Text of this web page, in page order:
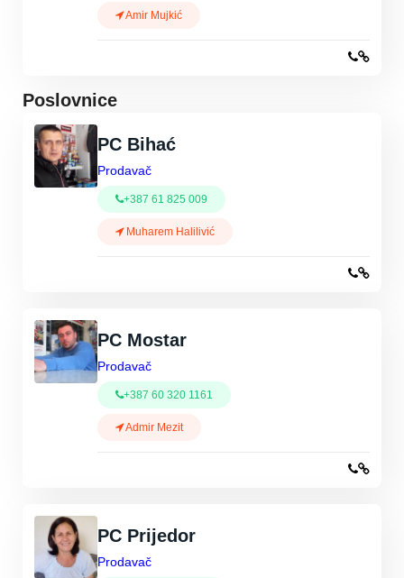
Amir Mujkić
Poslovnice
PC Bihać
Prodavač
+387 61 825 009
Muharem Halilivić
PC Mostar
Prodavač
+387 60 320 1161
Admir Mezit
PC Prijedor
Prodavač